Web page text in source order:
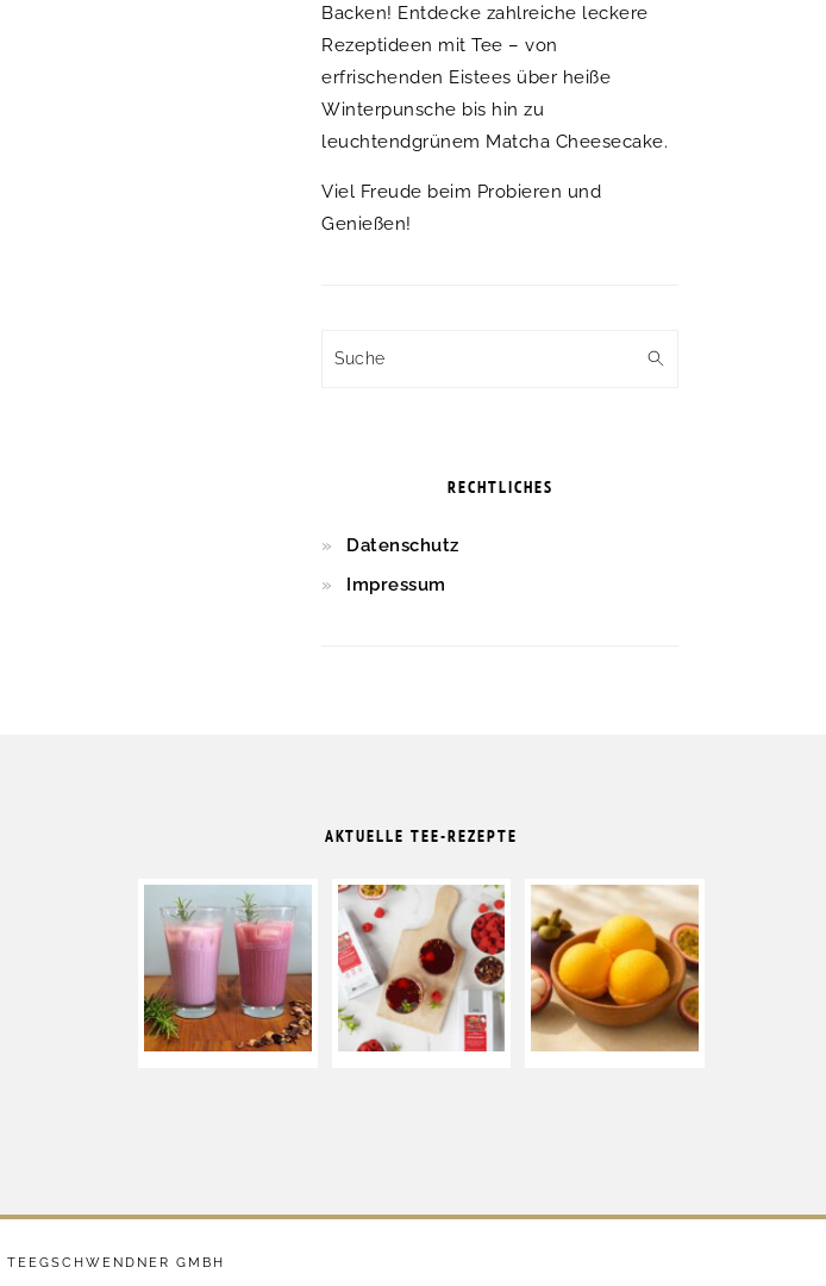
Backen! Entdecke zahlreiche leckere
Rezeptideen mit Tee – von
erfrischenden Eistees über heiße
Winterpunsche bis hin zu
leuchtendgrünem Matcha Cheesecake.
Viel Freude beim Probieren und
Genießen!
Suche
RECHTLICHES
Datenschutz
Impressum
AKTUELLE TEE-REZEPTE
TEEGSCHWENDNER GMBH